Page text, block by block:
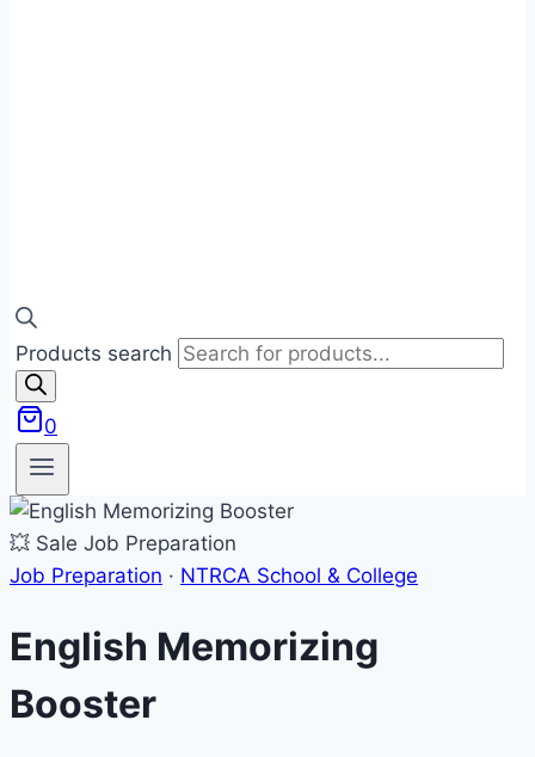
Products search
0
💥 Sale Job Preparation
Job Preparation · NTRCA School & College
English Memorizing
Booster